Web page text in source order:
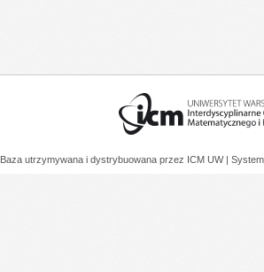
Baza utrzymywana i dystrybuowana przez ICM UW |